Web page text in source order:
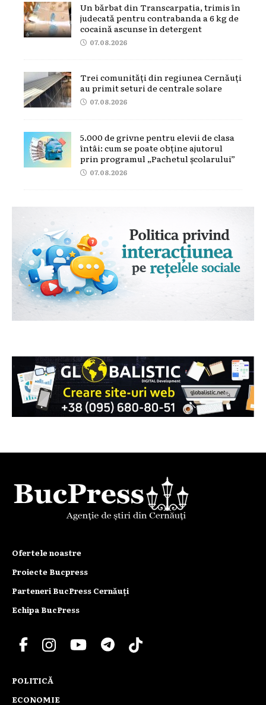
Un bărbat din Transcarpatia, trimis în
judecată pentru contrabanda a 6 kg de
cocaină ascunse în detergent
07.08.2026
Trei comunități din regiunea Cernăuți
au primit seturi de centrale solare
07.08.2026
5.000 de grivne pentru elevii de clasa
întâi: cum se poate obține ajutorul
prin programul „Pachetul școlarului”
07.08.2026
Ofertele noastre
Proiecte Bucpress
Parteneri BucPress Cernăuți
Echipa BucPress
POLITICĂ
ECONOMIE